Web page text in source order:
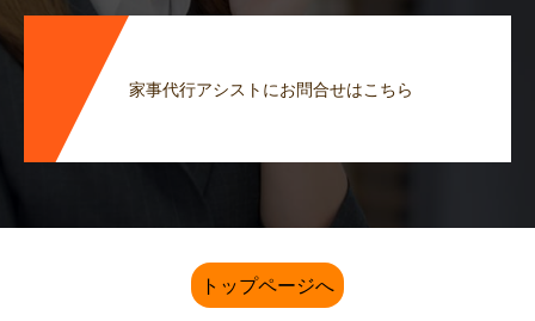
家事代行アシストにお問合せはこちら
トップページへ